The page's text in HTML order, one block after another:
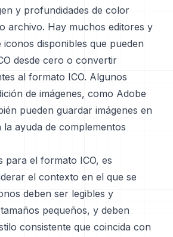
y profundidades de color
archivo. Hay muchos editores y
disponibles que pueden
desde cero o convertir
al formato ICO. Algunos
de imágenes, como Adobe
pueden guardar imágenes en
ayuda de complementos
para el formato ICO, es
el contexto en el que se
deben ser legibles y
pequeños, y deben
consistente que coincida con